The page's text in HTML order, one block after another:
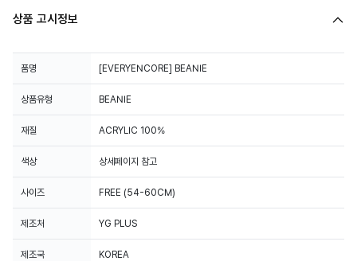
상품 고시정보
품명 [EVERYENCORE] BEANIE
상품유형 BEANIE
재질 ACRYLIC 100%
색상 상세페이지 참고
사이즈 FREE (54-60CM)
제조처 YG PLUS
제조국 KOREA